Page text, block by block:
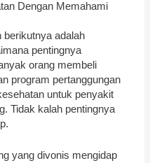
Dengan Memahami
berikutnya adalah
pentingnya
orang membeli
program pertanggungan
untuk penyakit
Tidak kalah pentingnya
yang divonis mengidap